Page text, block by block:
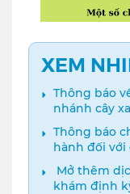
XEM
Thông báo
nhánh cây
Thông báo
hành đối với
dưỡng năm
Mở thêm
khám định